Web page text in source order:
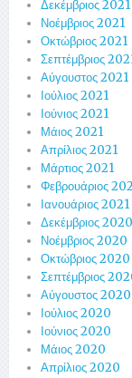
Δεκέμβριος 2021
Νοέμβριος 2021
Οκτώβριος 2021
Σεπτέμβριος
Αύγουστος 2021
Ιούλιος 2021
Ιούνιος 2021
Μάιος 2021
Απρίλιος 2021
Μάρτιος 2021
Φεβρουάριος
Ιανουάριος 2021
Δεκέμβριος 2020
Νοέμβριος 2020
Οκτώβριος 2020
Σεπτέμβριος
Αύγουστος 2020
Ιούλιος 2020
Ιούνιος 2020
Μάιος 2020
Απρίλιος 2020